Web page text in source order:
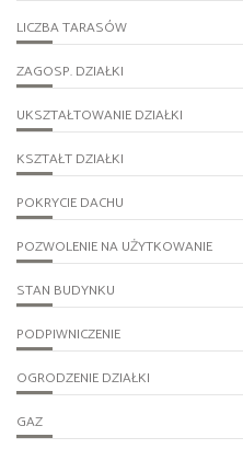
LICZBA TARASÓW
ZAGOSP. DZIAŁKI
UKSZTAŁTOWANIE DZIAŁKI
KSZTAŁT DZIAŁKI
POKRYCIE DACHU
POZWOLENIE NA UŻYTKOWANIE
STAN BUDYNKU
PODPIWNICZENIE
OGRODZENIE DZIAŁKI
GAZ